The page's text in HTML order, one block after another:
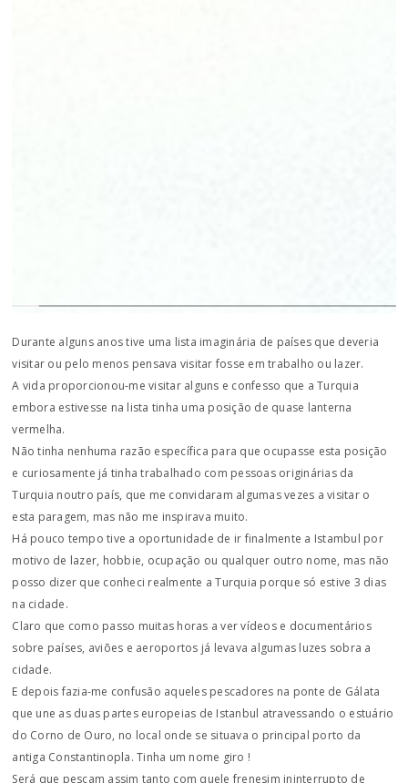
Durante alguns anos tive uma lista imaginária de países que deveria
visitar ou pelo menos pensava visitar fosse em trabalho ou lazer.
A vida proporcionou-me visitar alguns e confesso que a Turquia
embora estivesse na lista tinha uma posição de quase lanterna
vermelha.
Não tinha nenhuma razão específica para que ocupasse esta posição
e curiosamente já tinha trabalhado com pessoas originárias da
Turquia noutro país, que me convidaram algumas vezes a visitar o
esta paragem, mas não me inspirava muito.
Há pouco tempo tive a oportunidade de ir finalmente a Istambul por
motivo de lazer, hobbie, ocupação ou qualquer outro nome, mas não
posso dizer que conheci realmente a Turquia porque só estive 3 dias
na cidade.
Claro que como passo muitas horas a ver vídeos e documentários
sobre países, aviões e aeroportos já levava algumas luzes sobra a
cidade.
E depois fazia-me confusão aqueles pescadores na ponte de Gálata
que une as duas partes europeias de Istanbul atravessando o estuário
do Corno de Ouro, no local onde se situava o principal porto da
antiga Constantinopla. Tinha um nome giro !
Será que pescam assim tanto com quele frenesim ininterrupto de